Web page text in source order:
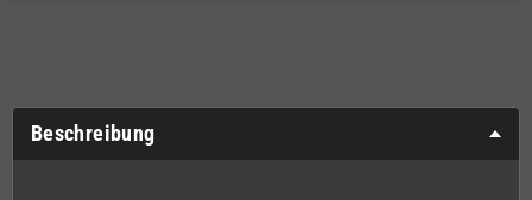
Beschreibung